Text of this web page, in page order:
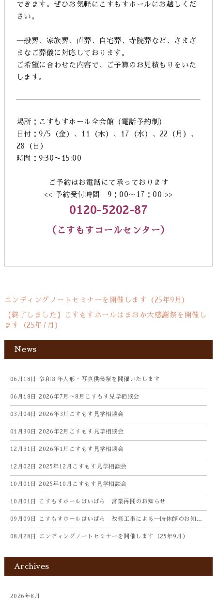
できます。ぜひお気軽にこすもすホールにお越しくだ
さい。
一般葬、家族葬、直葬、自宅葬、寺院葬など、さまざ
まなご葬儀に対応しております。
ご希望に合わせた内容で、ご予算のお見積もりをいた
します。
場所：こすもすホール全会館（電話予約制）
日付：9/5（金）、11（木）、17（水）、22（月）、
28（日）
時間：9:30〜15:00
ご予約はお電話にて承っております
<< 予約受付時間 9：00〜17：00 >>
0120-5202-87
（こすもす コールセンター）
エンディングノートセミナーを開催します（25年9月）
【終了しました】こすもすホールはまおか大感謝祭を開催し
ます（25年7月）
News
06月18日 令和８年人形・写真供養祭を開催いたします
06月18日 2026年7月～8月こすもす見学相談会
03月04日 2026年3月こすもす見学相談会
01月30日 2026年2月こすもす見学相談会
12月31日 2026年1月こすもす見学相談会
12月02日 2025年12月こすもす見学相談会
10月01日 2025年10月こすもす見学相談会
10月01日 こすもすホールはいばら 営業再開のお知らせ
09月09日 こすもすホールはいばら 改修工事による一時休館のお知らせ
08月28日 エンディングノートセミナーを開催します（25年9月）
Archives
2026年8月